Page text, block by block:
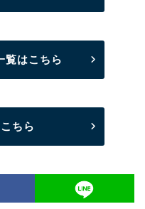
覧はこちら
ちら